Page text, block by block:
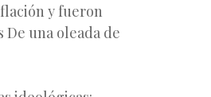
y fueron
una oleada de